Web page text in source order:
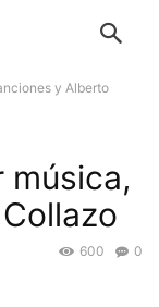
y Alberto
música,
0
600